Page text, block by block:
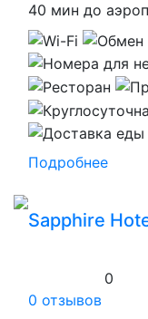
40 мин до
Подробнее
Sapphire
0
0 отзывов